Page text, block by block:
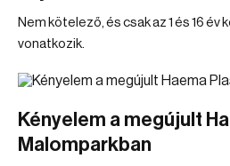
Nem kötelező, és csak az 1 és 16
vonatkozik.
Kényelem a megújult
Malomparkban